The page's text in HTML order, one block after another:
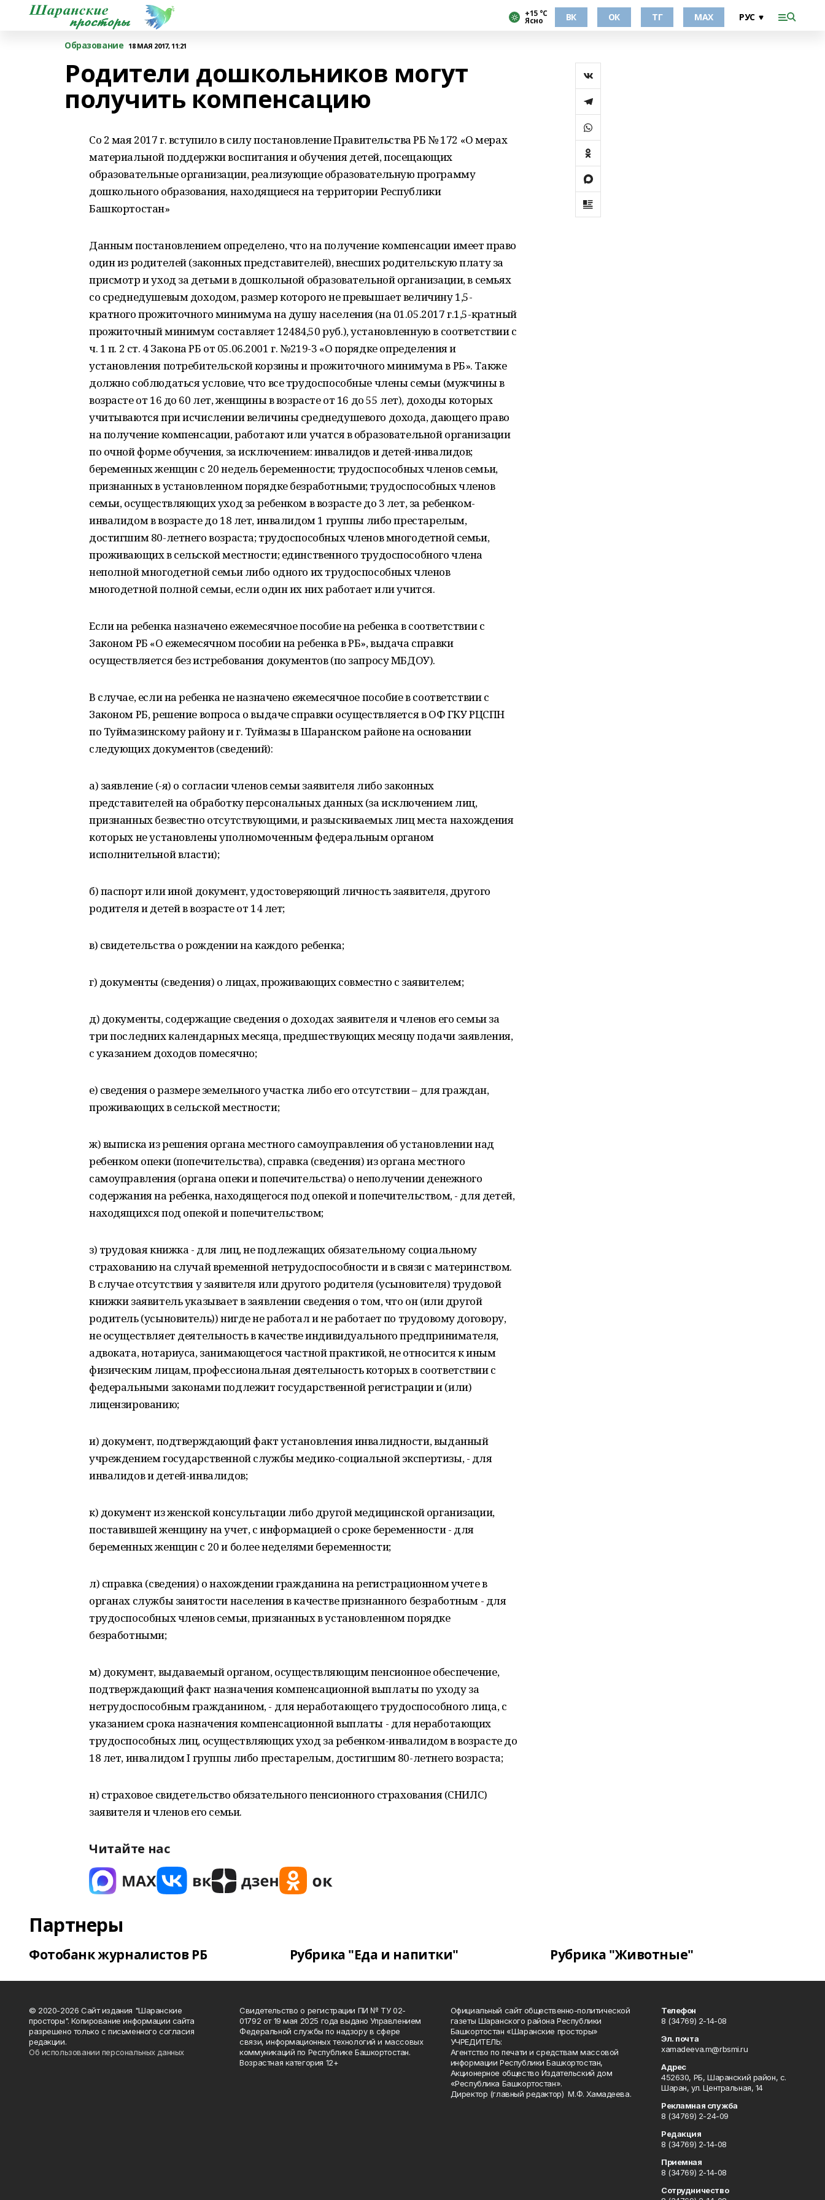
+15 °С
Ясно ВК ОК ТГ МАХ
Образование 18 МАЯ 2017, 11:21
Родители дошкольников могут
получить компенсацию
Со 2 мая 2017 г. вступило в силу постановление Правительства РБ № 172 «О мерах
материальной поддержки воспитания и обучения детей, посещающих
образовательные организации, реализующие образовательную программу
дошкольного образования, находящиеся на территории Республики
Башкортостан»
Данным постановлением определено, что на получение компенсации имеет право
один из родителей (законных представителей), внесших родительскую плату за
присмотр и уход за детьми в дошкольной образовательной организации, в семьях
со среднедушевым доходом, размер которого не превышает величину 1,5-
кратного прожиточного минимума на душу населения (на 01.05.2017 г.1,5-кратный
прожиточный минимум составляет 12484,50 руб.), установленную в соответствии с
ч. 1 п. 2 ст. 4 Закона РБ от 05.06.2001 г. №219-3 «О порядке определения и
установления потребительской корзины и прожиточного минимума в РБ». Также
должно соблюдаться условие, что все трудоспособные члены семьи (мужчины в
возрасте от 16 до 60 лет, женщины в возрасте от 16 до 55 лет), доходы которых
учитываются при исчислении величины среднедушевого дохода, дающего право
на получение компенсации, работают или учатся в образовательной организации
по очной форме обучения, за исключением: инвалидов и детей-инвалидов;
беременных женщин с 20 недель беременности; трудоспособных членов семьи,
признанных в установленном порядке безработными; трудоспособных членов
семьи, осуществляющих уход за ребенком в возрасте до 3 лет, за ребенком-
инвалидом в возрасте до 18 лет, инвалидом 1 группы либо престарелым,
достигшим 80-летнего возраста; трудоспособных членов многодетной семьи,
проживающих в сельской местности; единственного трудоспособного члена
неполной многодетной семьи либо одного их трудоспособных членов
многодетной полной семьи, если один их них работает или учится.
Если на ребенка назначено ежемесячное пособие на ребенка в соответствии с
Законом РБ «О ежемесячном пособии на ребенка в РБ», выдача справки
осуществляется без истребования документов (по запросу МБДОУ).
В случае, если на ребенка не назначено ежемесячное пособие в соответствии с
Законом РБ, решение вопроса о выдаче справки осуществляется в ОФ ГКУ РЦСПН
по Туймазинскому району и г. Туймазы в Шаранском районе на основании
следующих документов (сведений):
а) заявление (-я) о согласии членов семьи заявителя либо законных
представителей на обработку персональных данных (за исключением лиц,
признанных безвестно отсутствующими, и разыскиваемых лиц места нахождения
которых не установлены уполномоченным федеральным органом
исполнительной власти);
б) паспорт или иной документ, удостоверяющий личность заявителя, другого
родителя и детей в возрасте от 14 лет;
в) свидетельства о рождении на каждого ребенка;
г) документы (сведения) о лицах, проживающих совместно с заявителем;
д) документы, содержащие сведения о доходах заявителя и членов его семьи за
три последних календарных месяца, предшествующих месяцу подачи заявления,
с указанием доходов помесячно;
е) сведения о размере земельного участка либо его отсутствии – для граждан,
проживающих в сельской местности;
ж) выписка из решения органа местного самоуправления об установлении над
ребенком опеки (попечительства), справка (сведения) из органа местного
самоуправления (органа опеки и попечительства) о неполучении денежного
содержания на ребенка, находящегося под опекой и попечительством, - для детей,
находящихся под опекой и попечительством;
з) трудовая книжка - для лиц, не подлежащих обязательному социальному
страхованию на случай временной нетрудоспособности и в связи с материнством.
В случае отсутствия у заявителя или другого родителя (усыновителя) трудовой
книжки заявитель указывает в заявлении сведения о том, что он (или другой
родитель (усыновитель)) нигде не работал и не работает по трудовому договору,
не осуществляет деятельность в качестве индивидуального предпринимателя,
адвоката, нотариуса, занимающегося частной практикой, не относится к иным
физическим лицам, профессиональная деятельность которых в соответствии с
федеральными законами подлежит государственной регистрации и (или)
лицензированию;
и) документ, подтверждающий факт установления инвалидности, выданный
учреждением государственной службы медико-социальной экспертизы, - для
инвалидов и детей-инвалидов;
к) документ из женской консультации либо другой медицинской организации,
поставившей женщину на учет, с информацией о сроке беременности - для
беременных женщин с 20 и более неделями беременности;
л) справка (сведения) о нахождении гражданина на регистрационном учете в
органах службы занятости населения в качестве признанного безработным - для
трудоспособных членов семьи, признанных в установленном порядке
безработными;
м) документ, выдаваемый органом, осуществляющим пенсионное обеспечение,
подтверждающий факт назначения компенсационной выплаты по уходу за
нетрудоспособным гражданином, - для неработающего трудоспособного лица, с
указанием срока назначения компенсационной выплаты - для неработающих
трудоспособных лиц, осуществляющих уход за ребенком-инвалидом в возрасте до
18 лет, инвалидом I группы либо престарелым, достигшим 80-летнего возраста;
н) страховое свидетельство обязательного пенсионного страхования (СНИЛС)
заявителя и членов его семьи.
Читайте нас
Партнеры
Фотобанк журналистов РБ Рубрика "Еда и напитки" Рубрика "Животные"
© 2020-2026 Сайт издания "Шаранские
просторы". Копирование информации сайта
разрешено только с письменного согласия
редакции.
Об использовании персональных данных
Свидетельство о регистрации ПИ № ТУ 02-
01792 от 19 мая 2025 года выдано Управлением
Федеральной службы по надзору в сфере
связи, информационных технологий и массовых
коммуникаций по Республике Башкортостан.
Возрастная категория 12+
Официальный сайт общественно-политической
газеты Шаранского района Республики
Башкортостан «Шаранские просторы»
УЧРЕДИТЕЛЬ:
Агентство по печати и средствам массовой
информации Республики Башкортостан,
Акционерное общество Издательский дом
«Республика Башкортостан».
Директор (главный редактор) М.Ф. Хамадеева.
Телефон
8 (34769) 2-14-08
Эл. почта
xamadeeva.m@rbsmi.ru
Адрес
452630, РБ, Шаранский район, с.
Шаран, ул. Центральная, 14
Рекламная служба
8 (34769) 2-24-09
Редакция
8 (34769) 2-14-08
Приемная
8 (34769) 2-14-08
Сотрудничество